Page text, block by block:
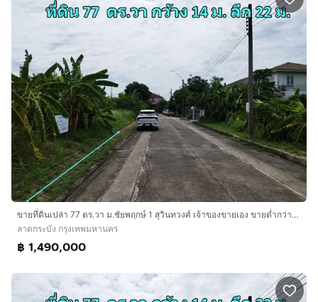
ขายที่ดินเปล่า 77 ตร.วา ม.ชัยพฤกษ์ 1 สุวินทวงศ์ เจ้าของขายเอง ขายต่ำกว่าราคาประเมิน ใกล้สุวรรณภูมิ
ลาดกระบัง กรุงเทพมหานคร
฿ 1,490,000